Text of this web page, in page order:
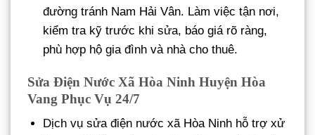
đường tránh Nam Hải Vân. Làm việc tận nơi,
kiểm tra kỹ trước khi sửa, báo giá rõ ràng,
phù hợp hộ gia đình và nhà cho thuê.
Sửa Điện Nước Xã Hòa Ninh Huyện Hòa
Vang Phục Vụ 24/7
Dịch vụ sửa điện nước xã Hòa Ninh hỗ trợ xử